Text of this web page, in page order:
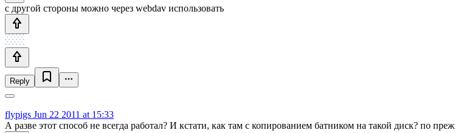
с другой стороны можно через webdav использовать
Reply
flypigs Jun 22 2011 at 15:33
А разве этот способ не всегда работал? И кстати, как там с копированием батником на такой диск? по